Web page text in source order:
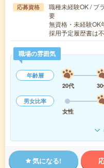
応募資格
職種未経験OK / ブ
要
無資格・未経験
採用予定履歴書は
職場の雰囲気
年齢層
20代
男女比率
女性
気になる!